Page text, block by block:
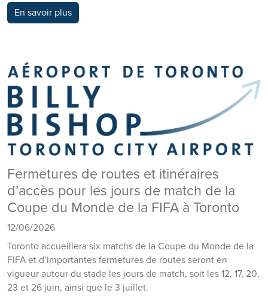
En savoir plus
Fermetures de routes et itinéraires
d’accès pour les jours de match de la
Coupe du Monde de la FIFA à Toronto
12/06/2026
Toronto accueillera six matchs de la Coupe du Monde de la
FIFA et d’importantes fermetures de routes seront en
vigueur autour du stade les jours de match, soit les 12, 17, 20,
23 et 26 juin, ainsi que le 3 juillet.